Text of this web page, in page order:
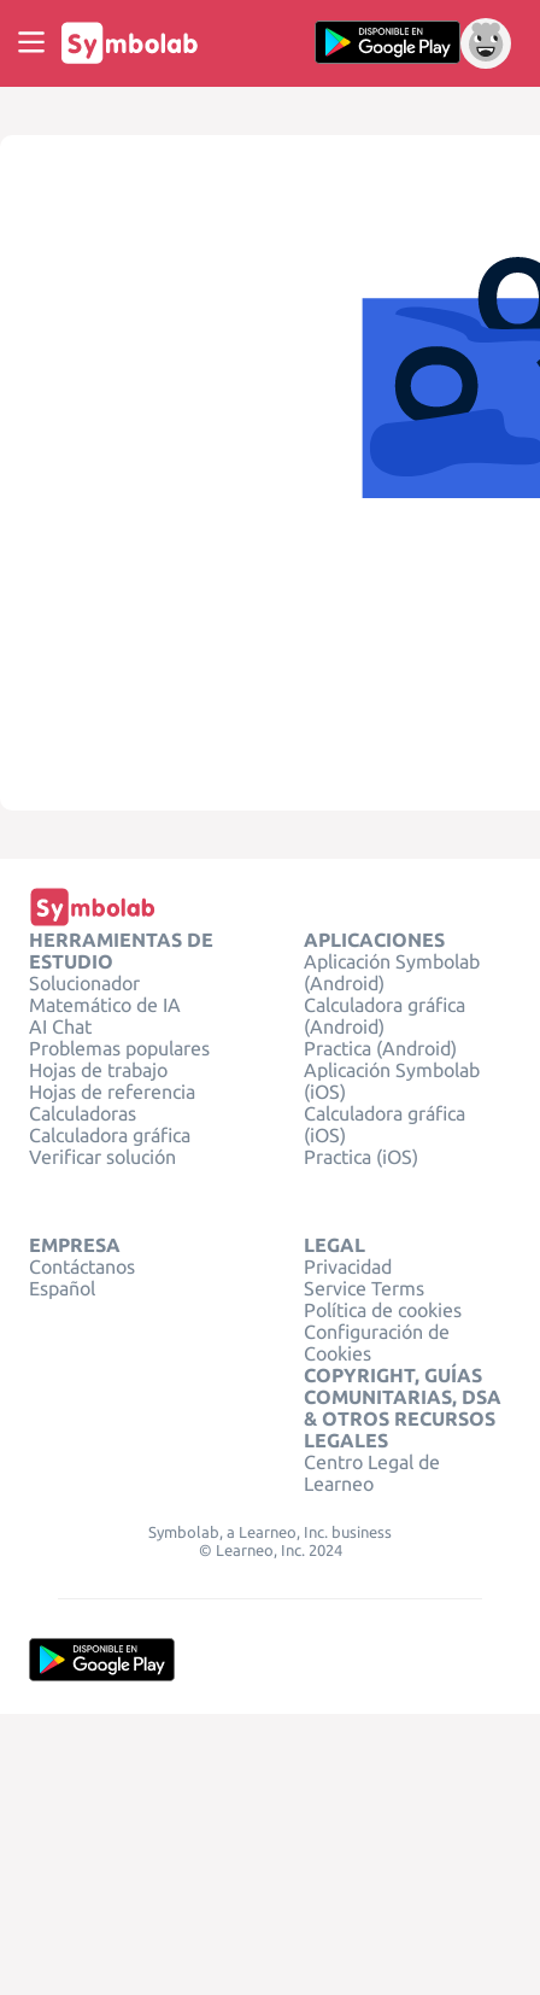
HERRAMIENTAS DE
ESTUDIO
Solucionador
Matemático de IA
AI Chat
Problemas populares
Hojas de trabajo
Hojas de referencia
Calculadoras
Calculadora gráfica
Verificar solución
APLICACIONES
Aplicación Symbolab
(Android)
Calculadora gráfica
(Android)
Practica (Android)
Aplicación Symbolab
(iOS)
Calculadora gráfica
(iOS)
Practica (iOS)
EMPRESA
Contáctanos
Español
LEGAL
Privacidad
Service Terms
Política de cookies
Configuración de
Cookies
COPYRIGHT, GUÍAS
COMUNITARIAS, DSA
& OTROS RECURSOS
LEGALES
Centro Legal de
Learneo
Symbolab, a Learneo, Inc. business
© Learneo, Inc. 2024